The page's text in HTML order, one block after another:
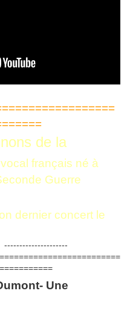
de la
français né à
Guerre
dernier concert le
Une